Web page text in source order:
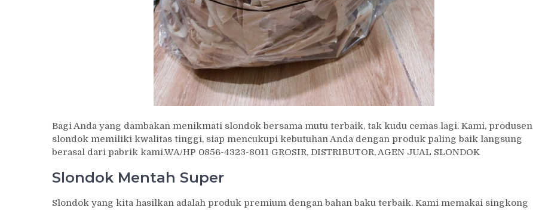
Bagi Anda yang dambakan menikmati slondok bersama mutu terbaik, tak kudu cemas lagi. Kami, produsen
slondok memiliki kwalitas tinggi, siap mencukupi kebutuhan Anda dengan produk paling baik langsung
berasal dari pabrik kami.WA/HP 0856-4323-8011 GROSIR, DISTRIBUTOR, AGEN JUAL SLONDOK
Slondok Mentah Super
Slondok yang kita hasilkan adalah produk premium dengan bahan baku terbaik. Kami memakai singkong